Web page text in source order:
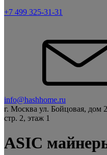
+7 499 325-31-31
info@hashhome.ru
г. Москва ул. Бойцовая, дом
стр. 2, этаж 1
ASIC